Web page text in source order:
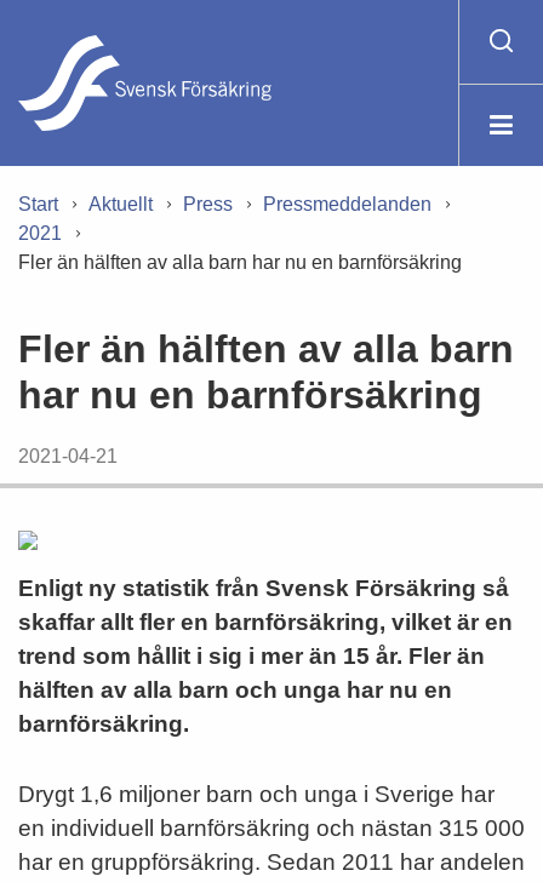
Start Aktuellt Press
Pressmeddelanden
2021
Fler än hälften av alla barn har nu en barnförsäkring
Fler än hälften av alla barn
har nu en barnförsäkring
2021-04-21
Enligt ny statistik från Svensk Försäkring så
skaffar allt fler en barnförsäkring, vilket är en
trend som hållit i sig i mer än 15 år. Fler än
hälften av alla barn och unga har nu en
barnförsäkring.
Drygt 1,6 miljoner barn och unga i Sverige har
en individuell barnförsäkring och nästan 315 000
har en gruppförsäkring. Sedan 2011 har andelen